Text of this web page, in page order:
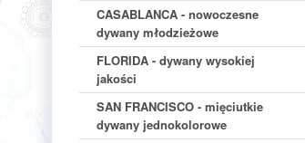
CASABLANCA - nowoczesne
dywany młodzieżowe
FLORIDA - dywany wysokiej
jakości
SAN FRANCISCO - mięciutkie
dywany jednokolorowe